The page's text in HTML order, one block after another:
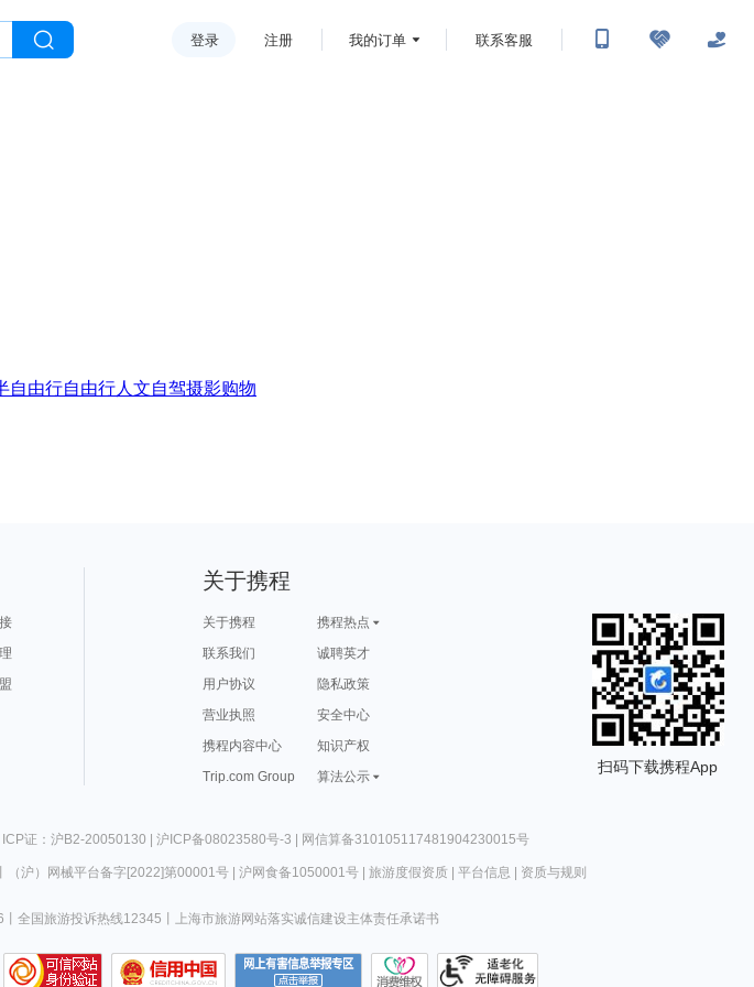
登录 注册 我的订单 联系客服
自由行自由行人文自驾摄影购物
关于携程
关于携程
携程热点
联系我们
诚聘英才
用户协议
隐私政策
营业执照
安全中心
携程内容中心
知识产权
Trip.com Group
算法公示
扫码下载携程App
ICP证：沪B2-20050130 | 沪ICP备08023580号-3 | 网信算备310105117481904230015号
（沪）网械平台备字[2022]第00001号| 沪网食备1050001号| 旅游度假资质| 平台信息 资质与规则
全国旅游投诉热线12345 上海市旅游网站落实诚信建设主体责任承诺书